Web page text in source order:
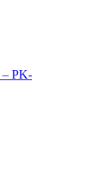
– PK-